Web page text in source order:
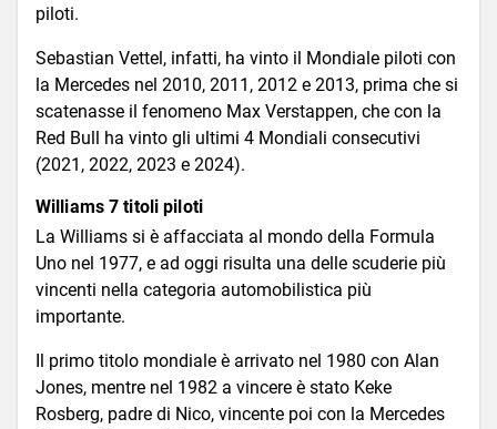
piloti.
Sebastian Vettel, infatti, ha vinto il Mondiale piloti con
la Mercedes nel 2010, 2011, 2012 e 2013, prima che si
scatenasse il fenomeno Max Verstappen, che con la
Red Bull ha vinto gli ultimi 4 Mondiali consecutivi
(2021, 2022, 2023 e 2024).
Williams 7 titoli piloti
La Williams si è affacciata al mondo della Formula
Uno nel 1977, e ad oggi risulta una delle scuderie più
vincenti nella categoria automobilistica più
importante.
Il primo titolo mondiale è arrivato nel 1980 con Alan
Jones, mentre nel 1982 a vincere è stato Keke
Rosberg, padre di Nico, vincente poi con la Mercedes